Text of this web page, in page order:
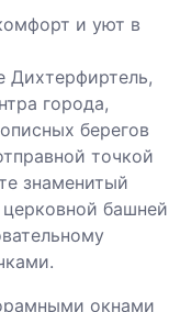
и уют в
Дихтерфиртель,
города,
берегов
точкой
знаменитый
башней
окнами